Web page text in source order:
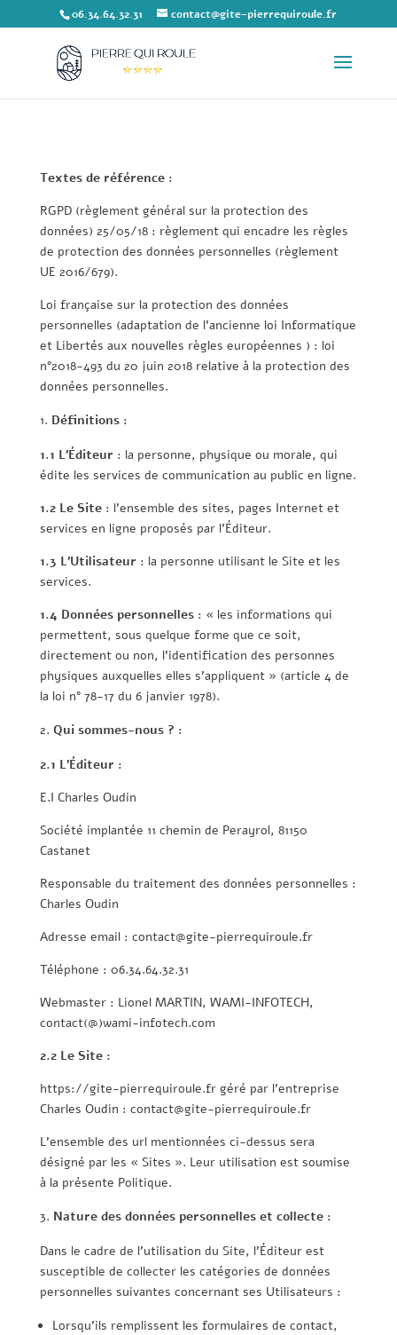
06.34.64.32.31 contact@gite-pierrequiroule.fr
Textes de référence :
RGPD (règlement général sur la protection des
données) 25/05/18 : règlement qui encadre les règles
de protection des données personnelles (règlement
UE 2016/679).
Loi française sur la protection des données
personnelles (adaptation de l’ancienne loi Informatique
et Libertés aux nouvelles règles européennes ) : loi
n°2018-493 du 20 juin 2018 relative à la protection des
données personnelles.
Définitions :
1.1 L’Éditeur : la personne, physique ou morale, qui
édite les services de communication au public en ligne.
1.2 Le Site: l’ensemble des sites, pages Internet et
services en ligne proposés par l’Éditeur.
1.3 L’Utilisateur : la personne utilisant le Site et les
services.
1.4 Données personnelles : « les informations qui
permettent, sous quelque forme que ce soit,
directement ou non, l’identification des personnes
physiques auxquelles elles s’appliquent » (article 4 de
la loi n° 78-17 du 6 janvier 1978).
Qui sommes-nous ? :
2.1 L’Éditeur :
E.I Charles Oudin
Société implantée 11 chemin de Perayrol, 81150
Castanet
Responsable du traitement des données personnelles :
Charles Oudin
Adresse email : contact@gite-pierrequiroule.fr
Téléphone : 06.34.64.32.31
Webmaster : Lionel MARTIN, WAMI-INFOTECH,
contact(@)wami-infotech.com
2.2 Le Site :
https://gite-pierrequiroule.fr géré par l’entreprise
Charles Oudin : contact@gite-pierrequiroule.fr
L’ensemble des url mentionnées ci-dessus sera
désigné par les « Sites ». Leur utilisation est soumise
à la présente Politique.
Nature des données personnelles et collecte :
Dans le cadre de l’utilisation du Site, l’Éditeur est
susceptible de collecter les catégories de données
personnelles suivantes concernant ses Utilisateurs :
Lorsqu’ils remplissent les formulaires de contact,